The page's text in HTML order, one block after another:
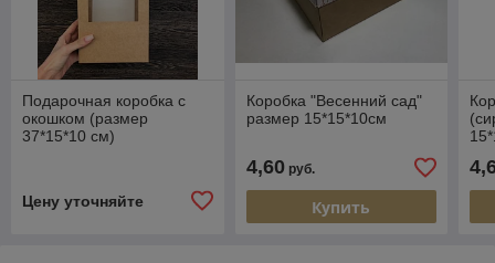
Подарочная коробка с
окошком (размер
37*15*10 см)
Цену уточняйте
Коробка "Весенний сад"
размер 15*15*10см
4,60руб.
Купить